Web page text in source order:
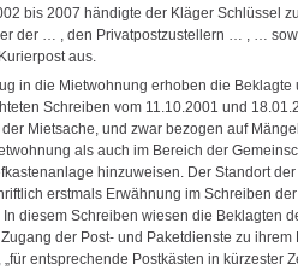
bis 2007 händigte der Kläger Schlüssel
der … , den Privatpostzustellern … , …
aus.
in die Mietwohnung erhoben die Beklagte
Schreiben vom 11.10.2001 und
Mietsache, und zwar bezogen auf
als auch im Bereich der
hinzuweisen. Der Standort
erstmals Erwähnung im Schreiben
diesem Schreiben wiesen die Beklagten
der Post- und Paketdienste zu ihrem
entsprechende Postkästen in kürzester